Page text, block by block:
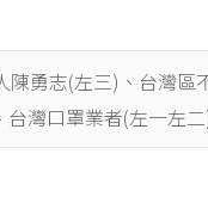
勇志(左三)、台灣區
灣口罩業者(左一左